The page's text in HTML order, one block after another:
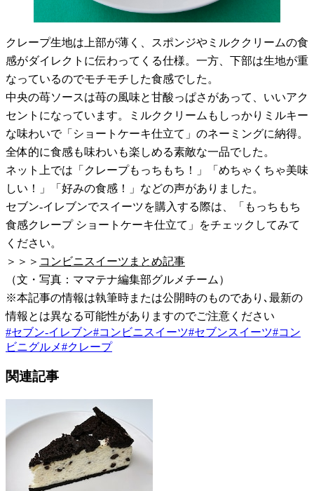
クレープ生地は上部が薄く、スポンジやミルククリームの食
感がダイレクトに伝わってくる仕様。一方、下部は生地が重
なっているのでモチモチした食感でした。
中央の苺ソースは苺の風味と甘酸っぱさがあって、いいアク
セントになっています。ミルククリームもしっかりミルキー
な味わいで「ショートケーキ仕立て」のネーミングに納得。
全体的に食感も味わいも楽しめる素敵な一品でした。
ネット上では「クレープもっちもち！」「めちゃくちゃ美味
しい！」「好みの食感！」などの声がありました。
セブン-イレブンでスイーツを購入する際は、「もっちもち
食感クレープ ショートケーキ仕立て」をチェックしてみて
ください。
＞＞＞ コンビニスイーツまとめ記事
（文・写真：ママテナ編集部グルメチーム）
※本記事の情報は執筆時または公開時のものであり､最新の
情報とは異なる可能性がありますのでご注意ください
#セブン-イレブン#コンビニスイーツ#セブンスイーツ#コン
ビニグルメ#クレープ
関連記事